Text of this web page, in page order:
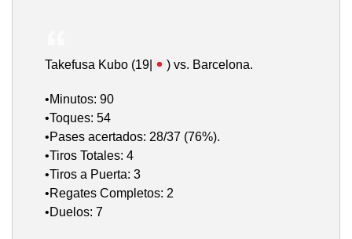
Takefusa Kubo (19| ) vs. Barcelona.
•Minutos: 90
•Toques: 54
•Pases acertados: 28/37 (76%).
•Tiros Totales: 4
•Tiros a Puerta: 3
•Regates Completos: 2
•Duelos: 7